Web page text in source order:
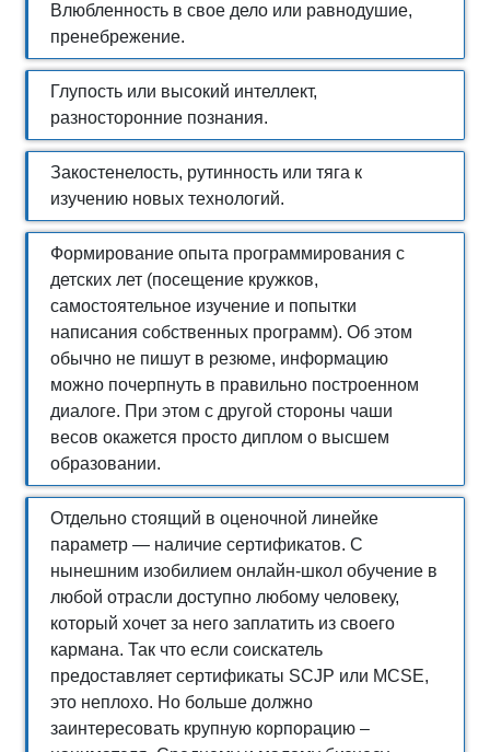
Влюбленность в свое дело или равнодушие,
пренебрежение.
Глупость или высокий интеллект,
разносторонние познания.
Закостенелость, рутинность или тяга к
изучению новых технологий.
Формирование опыта программирования с
детских лет (посещение кружков,
самостоятельное изучение и попытки
написания собственных программ). Об этом
обычно не пишут в резюме, информацию
можно почерпнуть в правильно построенном
диалоге. При этом с другой стороны чаши
весов окажется просто диплом о высшем
образовании.
Отдельно стоящий в оценочной линейке
параметр — наличие сертификатов. С
нынешним изобилием онлайн-школ обучение в
любой отрасли доступно любому человеку,
который хочет за него заплатить из своего
кармана. Так что если соискатель
предоставляет сертификаты SCJP или MCSE,
это неплохо. Но больше должно
заинтересовать крупную корпорацию –